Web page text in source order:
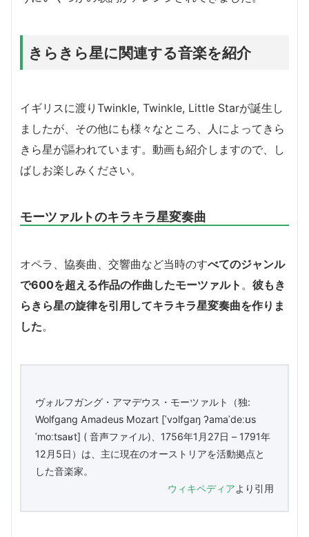
きらきら星に関連する音楽を紹介
イギリスに渡りTwinkle, Twinkle, Little Starが誕生し
ましたが、その他にも様々なところ、人によってきら
きら星が謳われています。動画も紹介しますので、し
ばしお楽しみください。
モーツァルトのキラキラ星変奏曲
オペラ、協奏曲、交響曲など当時のすべてのジャンル
で600を超える作品の作曲したモーツァルト 。 彼もき
らきら星の旋律を引用してキラキラ星変奏曲を作りま
した。
ヴォルフガング・アマデウス・モーツァルト（独:
Wolfgang Amadeus Mozart [ˈvɔlfɡaŋ ʔamaˈdeːʊs
ˈmoːtsaʁt] ( 音声ファイル)、1756年1月27日 – 1791年
12月5日）は、主に現在のオーストリアを活動拠点と
した音楽家。
ウィキペディアより引用